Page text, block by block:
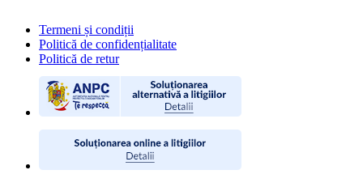
Termeni și condiții
Politică de confidențialitate
Politică de retur